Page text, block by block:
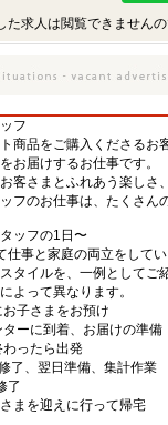
求人は閲覧できません
フ
商品をご購入くださるお
お届けするお仕事です。
客さまとふれあう楽しさ
フのお仕事は、たくさん
ッフの1日〜
仕事と家庭の両立をしてい
タイルを、一例としてご
よって異なります。
子さまをお預け
ーに到着、お届けの準備
ったら出発
了、翌日準備、集計作業
了
まを迎えに行って帰宅